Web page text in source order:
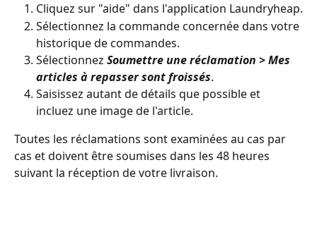
Cliquez sur "aide" dans l'application Laundryheap.
Sélectionnez la commande concernée dans votre
historique de commandes.
Sélectionnez Soumettre une réclamation > Mes
articles à repasser sont froissés.
Saisissez autant de détails que possible et
incluez une image de l'article.
Toutes les réclamations sont examinées au cas par
cas et doivent être soumises dans les 48 heures
suivant la réception de votre livraison.